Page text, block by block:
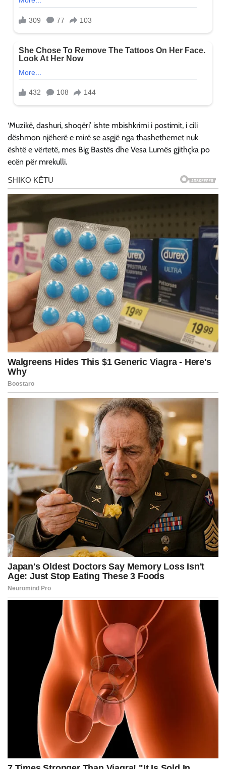
‘Muzikë, dashuri, shoqëri’ ishte mbishkrimi i postimit, i cili
dëshmon njëherë e mirë se asgjë nga thashethemet nuk
është e vërtetë, mes Big Bastës dhe Vesa Lumës gjithçka po
ecën për mrekulli.